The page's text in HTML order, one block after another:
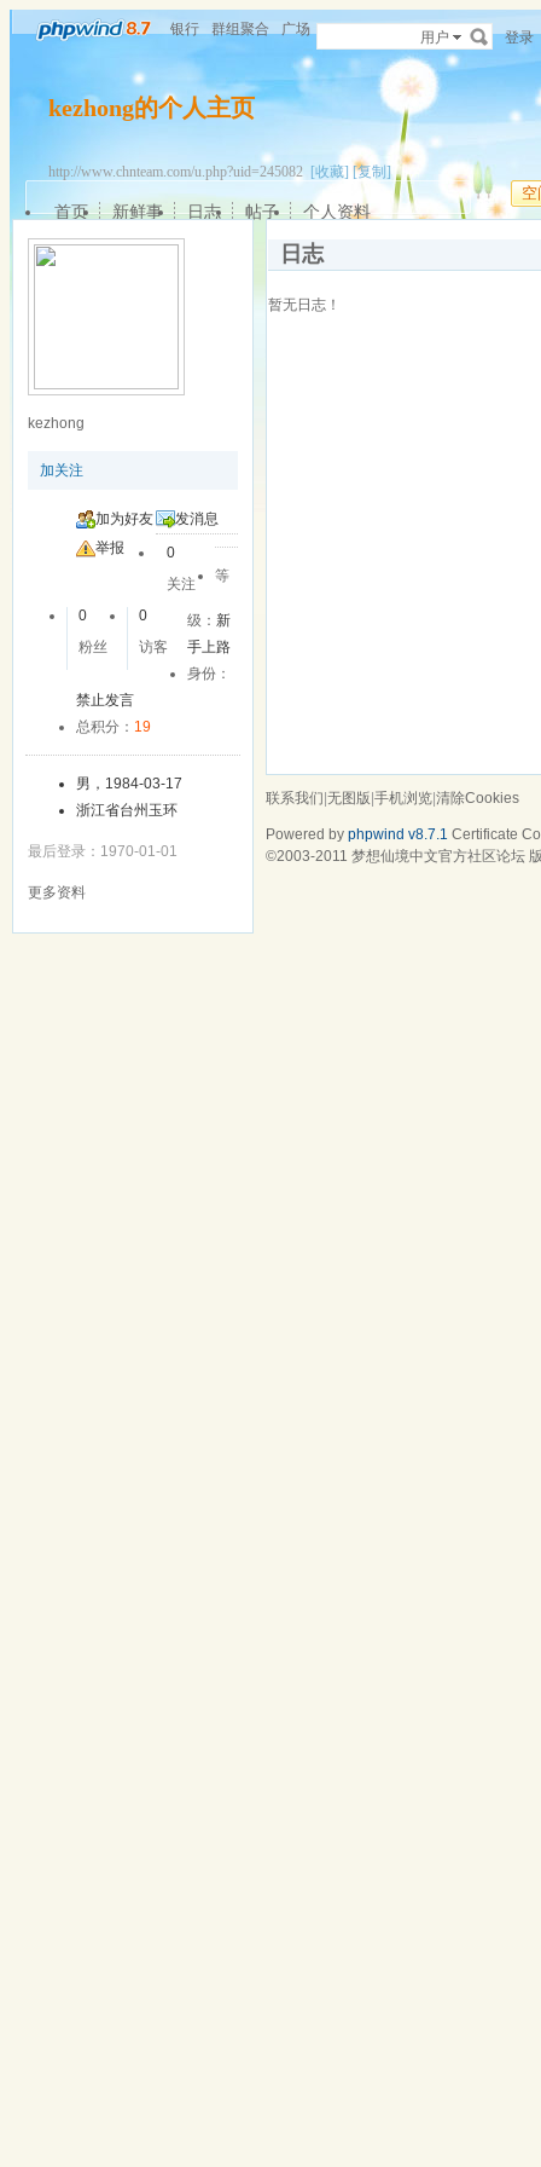
银行 群组聚合 广场 用户 登录
kezhong的个人主页
http://www.chnteam.com/u.php?uid=245082 [收藏] [复制]
空
首页 新鲜事 日志 帖子 个人资料
kezhong
加关注
加为好友
发消息
举报
0
关注
0
粉丝
0
访客
等
级：新
手上路
身份：
禁止发言
总积分： 19
男，1984-03-17
浙江省台州玉环
最后登录：1970-01-01
更多资料
日志
暂无日志！
联系我们|无图版|手机浏览|清除Cookies
Powered by phpwind v8.7.1 Certificate
©2003-2011 梦想仙境中文官方社区论坛